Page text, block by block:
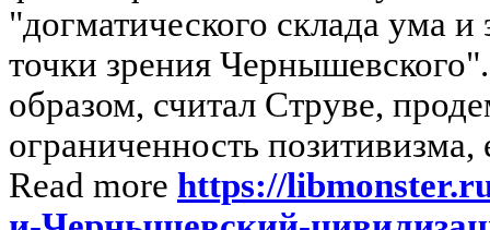
"догматического склада ума
точки зрения
образом, считал Струве,
ограниченность позитивизма,
Read more https://